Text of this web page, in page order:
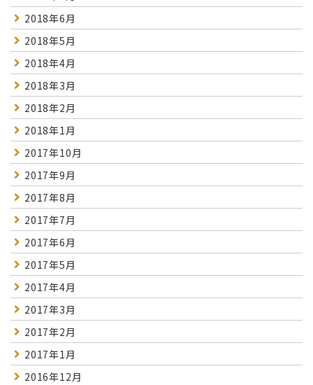
2018年6月
2018年5月
2018年4月
2018年3月
2018年2月
2018年1月
2017年10月
2017年9月
2017年8月
2017年7月
2017年6月
2017年5月
2017年4月
2017年3月
2017年2月
2017年1月
2016年12月